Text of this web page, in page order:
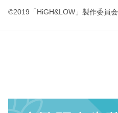
©2019「HiGH&LOW」製作委員会